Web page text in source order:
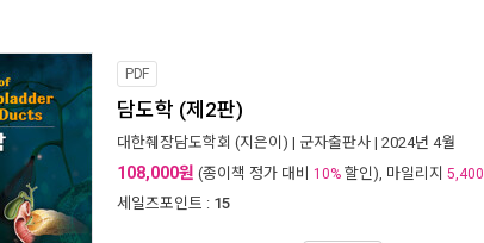
PDF
담도학 (제2판)
대한췌장담도학회 (지은이) | 군자출판사 | 2024년 4월
108,000원 (종이책 정가 대비 10% 할인), 마일리지 5,400
세일즈포인트 : 15